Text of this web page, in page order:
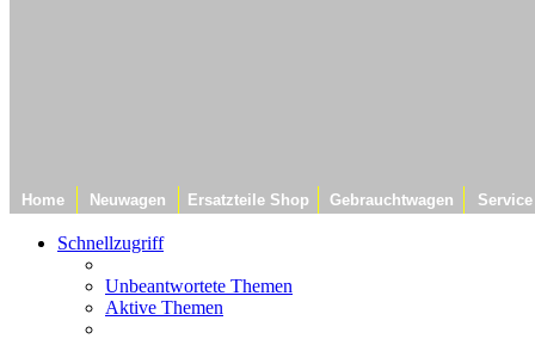
Home Neuwagen Ersatzteile Shop Gebrauchtwagen Service
Schnellzugriff
Unbeantwortete Themen
Aktive Themen